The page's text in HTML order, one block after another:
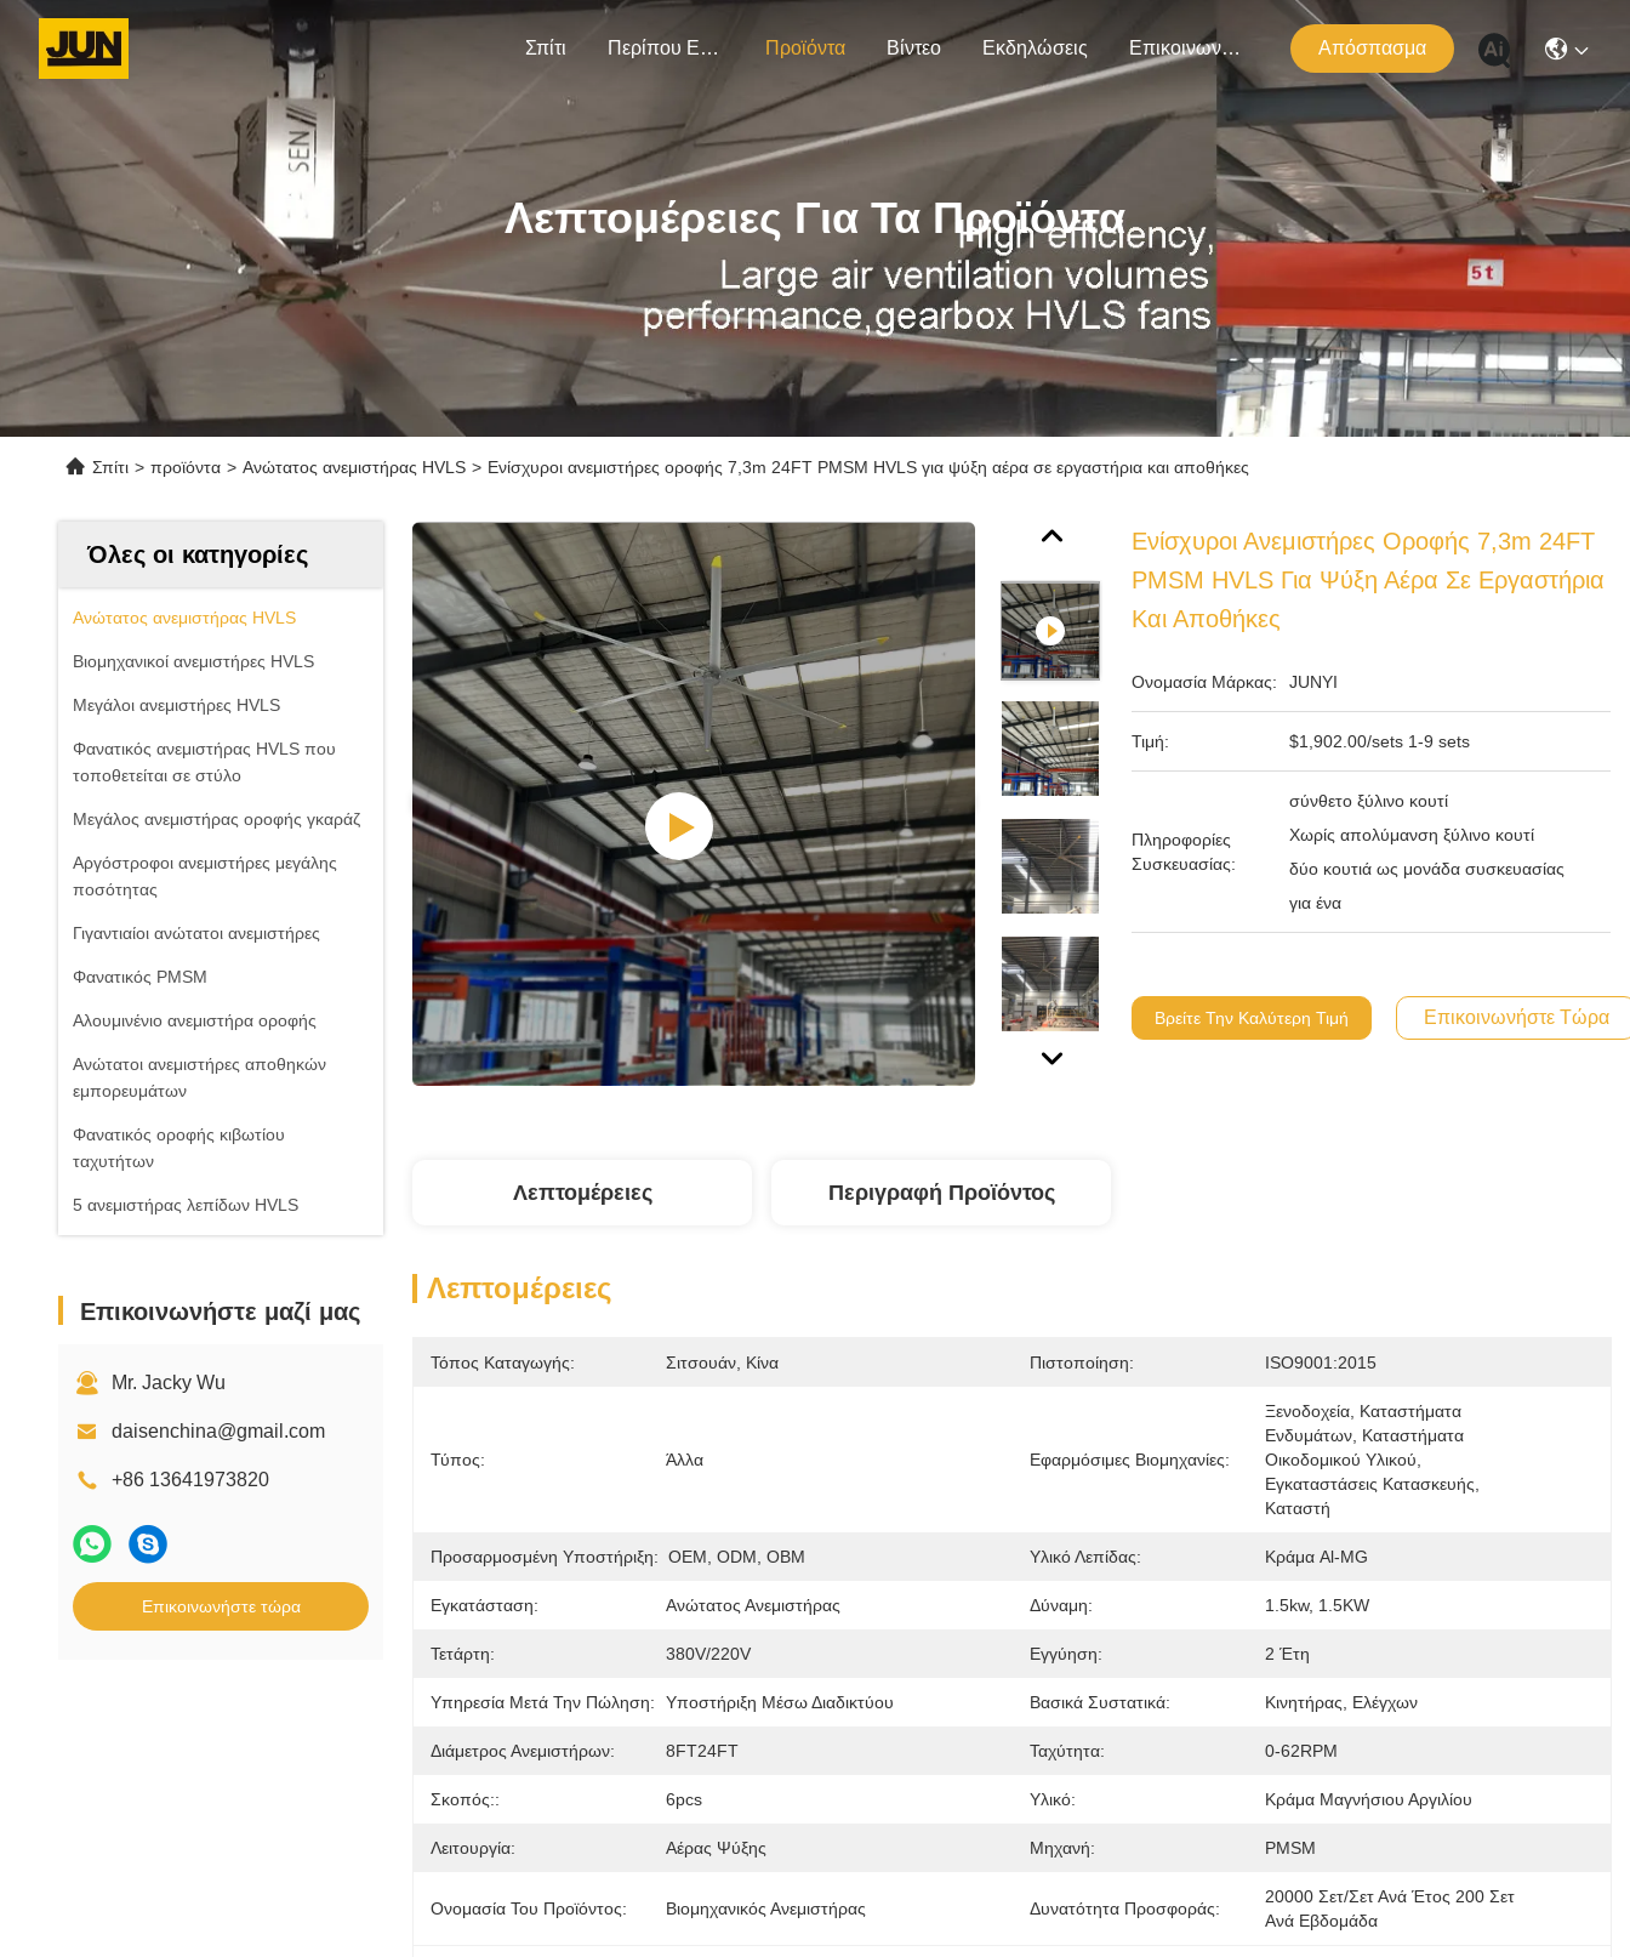
Σπίτι Περίπου Εμείς Προϊόντα Βίντεο Εκδηλώσεις Επικοινωνήστε Μαζί Μας Απόσπασμα
Λεπτομέρειες Για Τα Προϊόντα
Σπίτι > προϊόντα > Ανώτατος ανεμιστήρας HVLS > Ενίσχυροι ανεμιστήρες οροφής 7,3m 24FT PMSM HVLS για ψύξη αέρα σε εργαστήρια και αποθήκες
Όλες οι κατηγορίες
Ανώτατος ανεμιστήρας HVLS
Βιομηχανικοί ανεμιστήρες HVLS
Μεγάλοι ανεμιστήρες HVLS
Φανατικός ανεμιστήρας HVLS που
τοποθετείται σε στύλο
Μεγάλος ανεμιστήρας οροφής γκαράζ
Αργόστροφοι ανεμιστήρες μεγάλης
ποσότητας
Γιγαντιαίοι ανώτατοι ανεμιστήρες
Φανατικός PMSM
Αλουμινένιο ανεμιστήρα οροφής
Ανώτατοι ανεμιστήρες αποθηκών
εμπορευμάτων
Φανατικός οροφής κιβωτίου
ταχυτήτων
5 ανεμιστήρας λεπίδων HVLS
Επικοινωνήστε μαζί μας
Mr. Jacky Wu
daisenchina@gmail.com
+86 13641973820
Επικοινωνήστε τώρα
Ενίσχυροι Ανεμιστήρες Οροφής 7,3m 24FT
PMSM HVLS Για Ψύξη Αέρα Σε Εργαστήρια
Και Αποθήκες
Ονομασία Μάρκας: JUNYI
Τιμή: $1,902.00/sets 1-9 sets
Πληροφορίες
Συσκευασίας:
σύνθετο ξύλινο κουτί
Χωρίς απολύμανση ξύλινο κουτί
δύο κουτιά ως μονάδα συσκευασίας
για ένα
Βρείτε Την Καλύτερη Τιμή Επικοινωνήστε Τώρα
Λεπτομέρειες Περιγραφή Προϊόντος
Λεπτομέρειες
Τόπος Καταγωγής: Σιτσουάν, Κίνα Πιστοποίηση: ISO9001:2015
Τύπος: Άλλα Εφαρμόσιμες Βιομηχανίες:
Ξενοδοχεία, Καταστήματα
Ενδυμάτων, Καταστήματα
Οικοδομικού Υλικού,
Εγκαταστάσεις Κατασκευής,
Καταστή
Προσαρμοσμένη Υποστήριξη: OEM, ODM, OBM Υλικό Λεπίδας: Κράμα Al-MG
Εγκατάσταση: Ανώτατος Ανεμιστήρας Δύναμη: 1.5kw, 1.5KW
Τετάρτη: 380V/220V Εγγύηση: 2 Έτη
Υπηρεσία Μετά Την Πώληση: Υποστήριξη Μέσω Διαδικτύου Βασικά Συστατικά: Κινητήρας, Ελέγχων
Διάμετρος Ανεμιστήρων: 8FT24FT Ταχύτητα: 0-62RPM
Σκοπός:: 6pcs Υλικό: Κράμα Μαγνήσιου Αργιλίου
Λειτουργία: Αέρας Ψύξης Μηχανή: PMSM
Ονομασία Του Προϊόντος: Βιομηχανικός Ανεμιστήρας Δυνατότητα Προσφοράς:
20000 Σετ/σετ Ανά Έτος 200 Σετ
Ανά Εβδομάδα